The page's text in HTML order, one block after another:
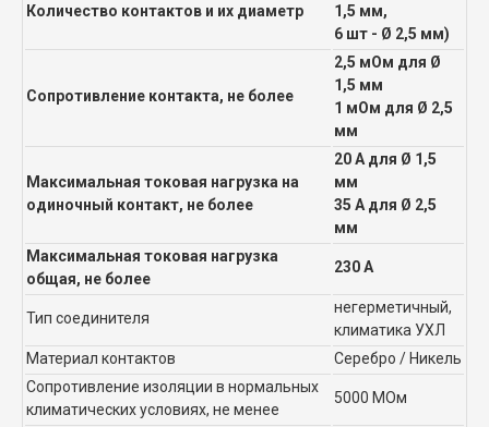
Количество контактов и их диаметр
1,5 мм,
6 шт - Ø 2,5 мм)
Сопротивление контакта, не более
2,5 мОм для Ø
1,5 мм
1 мОм для Ø 2,5
мм
Максимальная токовая нагрузка на
одиночный контакт, не более
20 А для Ø 1,5
мм
35 А для Ø 2,5
мм
Максимальная токовая нагрузка
общая, не более
230 А
Тип соединителя
негерметичный,
климатика УХЛ
Материал контактов
Серебро / Никель
Сопротивление изоляции в нормальных
климатических условиях, не менее
5000 МОм